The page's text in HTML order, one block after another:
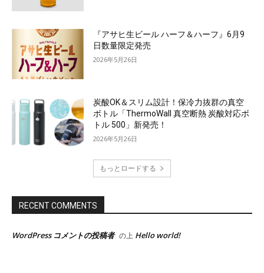
『アサヒ生ビール ハーフ＆ハーフ』6月9
日数量限定発売
2026年5月26日
炭酸OK＆スリム設計！保冷力抜群の真空
ボトル「ThermoWall 真空断熱 炭酸対応ボ
トル 500」新発売！
2026年5月26日
もっとロードする
RECENT COMMENTS
WordPress コメントの投稿者 の上 Hello world!